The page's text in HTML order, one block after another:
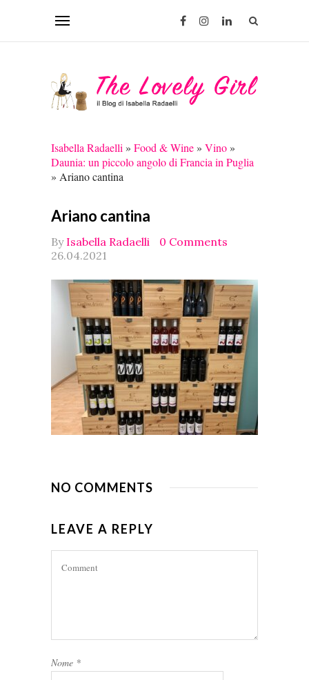
Isabella Radaelli » Food & Wine» Vino»
Daunia: un piccolo angolo di Francia in Puglia
» Ariano cantina
Ariano cantina
By Isabella Radaelli
0 Comments
26.04.2021
NO COMMENTS
LEAVE A REPLY
Nome *